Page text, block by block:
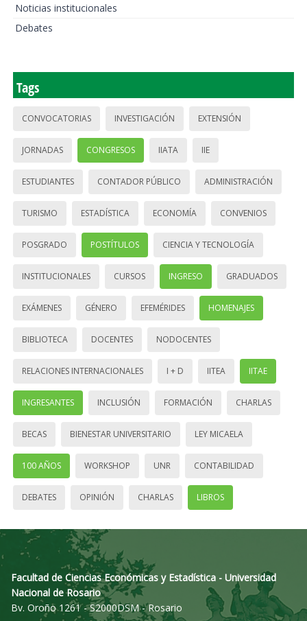
Noticias institucionales
Debates
Tags
CONVOCATORIAS INVESTIGACIÓN EXTENSIÓN
JORNADAS CONGRESOS IIATA IIE
ESTUDIANTES CONTADOR PÚBLICO ADMINISTRACIÓN
TURISMO ESTADÍSTICA ECONOMÍA CONVENIOS
POSGRADO POSTÍTULOS CIENCIA Y TECNOLOGÍA
INSTITUCIONALES CURSOS INGRESO GRADUADOS
EXÁMENES GÉNERO EFEMÉRIDES HOMENAJES
BIBLIOTECA DOCENTES NODOCENTES
RELACIONES INTERNACIONALES I + D IITEA IITAE
INGRESANTES INCLUSIÓN FORMACIÓN CHARLAS
BECAS BIENESTAR UNIVERSITARIO LEY MICAELA
100 AÑOS WORKSHOP UNR CONTABILIDAD
DEBATES OPINIÓN CHARLAS LIBROS
Facultad de Ciencias Económicas y Estadística - Universidad
Nacional de Rosario
Bv. Oroño 1261 - S2000DSM - Rosario